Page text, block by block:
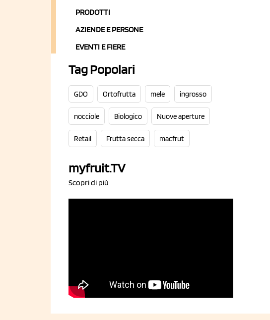
PRODOTTI
AZIENDE E PERSONE
EVENTI E FIERE
Tag Popolari
GDO Ortofrutta mele ingrosso
nocciole Biologico Nuove aperture
Retail Frutta secca macfrut
myfruit.TV
Scopri di più